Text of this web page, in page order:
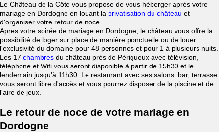
Le Château de la Côte vous propose de vous héberger après votre
mariage en Dordogne en louant la privatisation du château et
d'organiser votre retour de noce.
Apres votre soirée de mariage en Dordogne, le château vous offre la
possibilité de loger sur place de manière ponctuelle ou de louer
l'exclusivité du domaine pour 48 personnes et pour 1 à plusieurs nuits.
Les 17 chambres du château près de Périgueux avec télévision,
téléphone et Wifi vous seront disponible à partir de 15h30 et le
lendemain jusqu'à 11h30. Le restaurant avec ses salons, bar, terrasse
vous seront libre d'accès et vous pourrez disposer de la piscine et de
l'aire de jeux.
Le retour de noce de votre mariage en
Dordogne